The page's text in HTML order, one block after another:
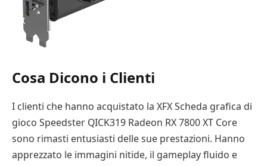
Cosa Dicono i Clienti
I clienti che hanno acquistato la XFX Scheda grafica di
gioco Speedster QICK319 Radeon RX 7800 XT Core
sono rimasti entusiasti delle sue prestazioni. Hanno
apprezzato le immagini nitide, il gameplay fluido e